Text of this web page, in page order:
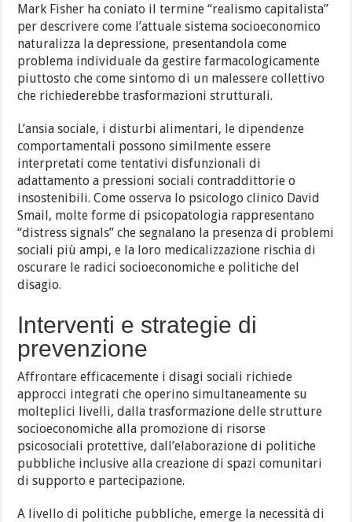
Mark Fisher ha coniato il termine “realismo capitalista”
per descrivere come l’attuale sistema socioeconomico
naturalizza la depressione, presentandola come
problema individuale da gestire farmacologicamente
piuttosto che come sintomo di un malessere collettivo
che richiederebbe trasformazioni strutturali.
L’ansia sociale, i disturbi alimentari, le dipendenze
comportamentali possono similmente essere
interpretati come tentativi disfunzionali di
adattamento a pressioni sociali contraddittorie o
insostenibili. Come osserva lo psicologo clinico David
Smail, molte forme di psicopatologia rappresentano
“distress signals” che segnalano la presenza di problemi
sociali più ampi, e la loro medicalizzazione rischia di
oscurare le radici socioeconomiche e politiche del
disagio.
Interventi e strategie di
prevenzione
Affrontare efficacemente i disagi sociali richiede
approcci integrati che operino simultaneamente su
molteplici livelli, dalla trasformazione delle strutture
socioeconomiche alla promozione di risorse
psicosociali protettive, dall’elaborazione di politiche
pubbliche inclusive alla creazione di spazi comunitari
di supporto e partecipazione.
A livello di politiche pubbliche, emerge la necessità di